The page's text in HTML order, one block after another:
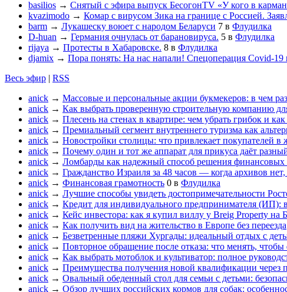
basilios → Снятый с эфира выпуск БесогонTV «У кого в
kvazimodo → Комар с вирусом Зика на границе с Россией.
barm → Лукашеску воюет с народом Беларуси 7 в Флудилка
D-huan → Германия очнулась от барановируса. 5 в Флудилка
rijaya → Протесты в Хабаровске. 8 в Флудилка
djamix → Пора понять: На нас напали! Спецоперация Covid-19
Весь эфир | RSS
anick → Массовые и персональные акции букмекеров: в чем
anick → Как выбрать проверенную строительную компанию
anick → Плесень на стенах в квартире: чем убрать грибок и
anick → Премиальный сегмент внутреннего туризма как
anick → Новостройки столицы: что привлекает покупателей
anick → Почему один и тот же аппарат для прикуса даёт
anick → Ломбарды как надежный способ решения финансовых
anick → Гражданство Израиля за 48 часов — когда архивов нет,
anick → Финансовая грамотность 0 в Флудилка
anick → Лучшие способы увидеть достопримечательности
anick → Кредит для индивидуального предпринимателя (ИП):
anick → Кейс инвестора: как я купил виллу у Breig Property на
anick → Как получить вид на жительство в Европе без переезда
anick → Безветренные пляжи Хургады: идеальный отдых с
anick → Повторное обращение после отказа: что менять, чтобы
anick → Как выбрать мотоблок и культиватор: полное
anick → Преимущества получения новой квалификации через
anick → Овальный обеденный стол для семьи с детьми:
anick → Обзор лучших российских кормов для собак: